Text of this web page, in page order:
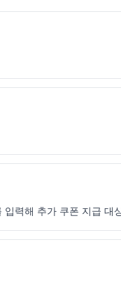
입력해 추가 쿠폰 지급 대